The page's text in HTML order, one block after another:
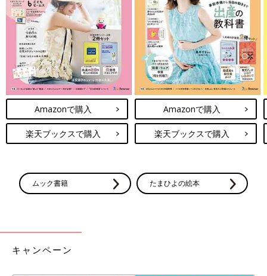
Amazonで購入
楽天ブックスで購入
Amazonで購入
楽天ブックスで購入
ムック書籍 たまひよの絵本
キャンペーン